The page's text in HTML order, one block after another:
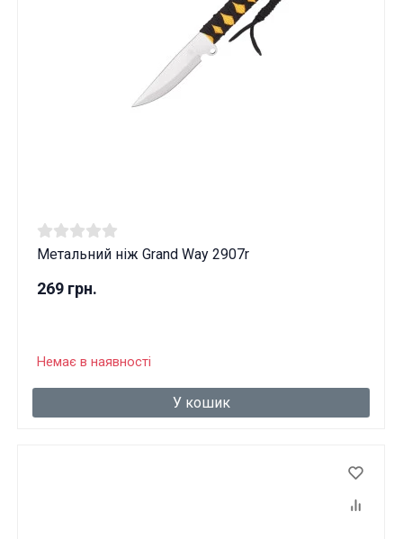
Метальний ніж Grand Way 2907r
269 грн.
Немає в наявності
У кошик